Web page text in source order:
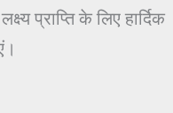
प्राप्ति के लिए हार्दिक